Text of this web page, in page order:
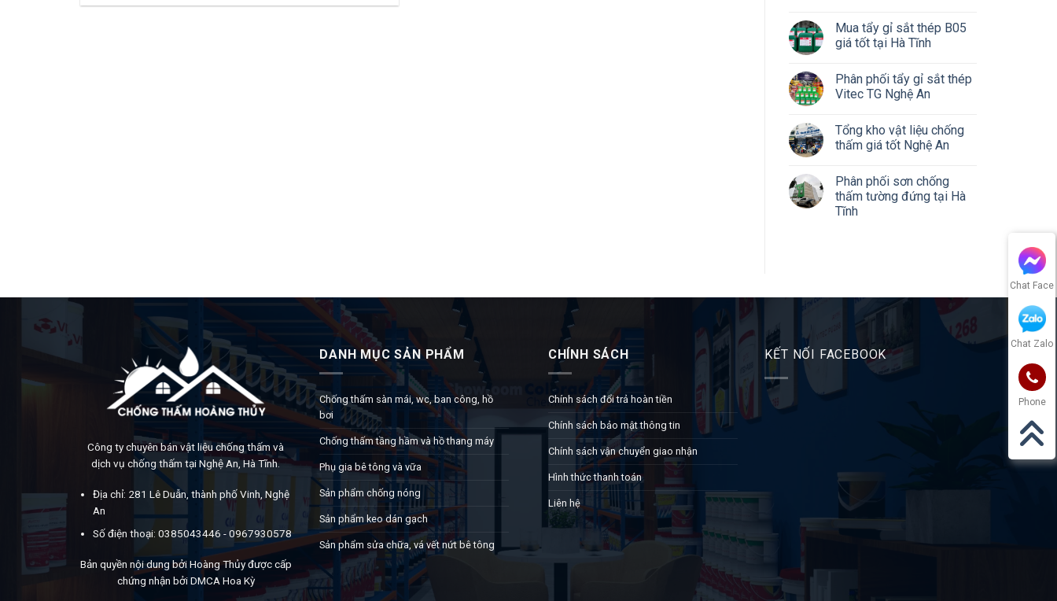
Mua tẩy gỉ sắt thép B05
giá tốt tại Hà Tĩnh
Phân phối tẩy gỉ sắt thép
Vitec TG Nghệ An
Tổng kho vật liệu chống
thấm giá tốt Nghệ An
Phân phối sơn chống
thấm tường đứng tại Hà
Tĩnh
Công ty chuyên bán vật liệu chống thấm và
dịch vụ chống thấm tại Nghệ An, Hà Tĩnh.
Địa chỉ: 281 Lê Duẫn, thành phố Vinh, Nghệ
An
Số điện thoại: 0385043446 - 0967930578
Bản quyền nội dung bởi Hoàng Thủy được cấp
chứng nhận bởi DMCA Hoa Kỳ
DANH MỤC SẢN PHẨM
Chống thấm sàn mái, wc, ban công, hồ
bơi
Chống thấm tầng hầm và hồ thang máy
Phụ gia bê tông và vữa
Sản phẩm chống nóng
Sản phẩm keo dán gạch
Sản phẩm sửa chữa, vá vết nứt bê tông
CHÍNH SÁCH
Chính sách đổi trả hoàn tiền
Chính sách bảo mật thông tin
Chính sách vận chuyển giao nhận
Hình thức thanh toán
Liên hệ
KẾT NỐI FACEBOOK
Chat Face
Chat Zalo
Phone